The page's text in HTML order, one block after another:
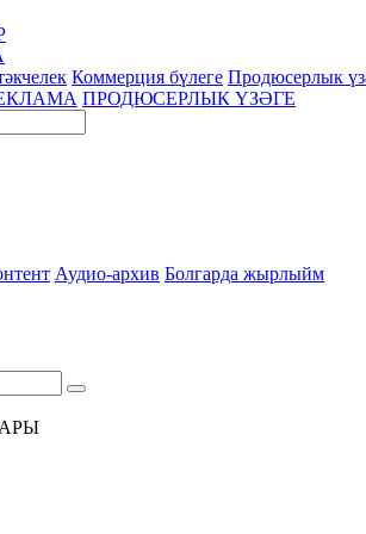
Коммерция бүлеге Продюсерлык
ПРОДЮСЕРЛЫК ҮЗӘГЕ
Аудио-архив Болгарда жырлыйм